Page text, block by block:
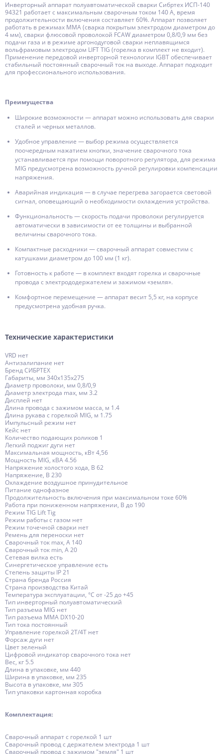
Инверторный аппарат полуавтоматической сварки Сибртех ИСП-140
94321 работает с максимальным сварочным током 140 А, время
продолжительности включения составляет 60%. Аппарат позволяет
работать в режимах MMA (сварка покрытым электродом диаметром до
4 мм), сварки флюсовой проволокой FCAW диаметром 0,8/0,9 мм без
подачи газа и в режиме аргонодуговой сварки неплавящимся
вольфрамовым электродом LIFT TIG (горелка в комплект не входит).
Применение передовой инверторной технологии IGBT обеспечивает
стабильный постоянный сварочный ток на выходе. Аппарат подходит
для профессионального использования.
Преимущества
Широкие возможности — аппарат можно использовать для сварки
сталей и черных металлов.
Удобное управление — выбор режима осуществляется
поочередным нажатием кнопки, значение сварочного тока
устанавливается при помощи поворотного регулятора, для режима
MIG предусмотрена возможность ручной регулировки компенсации
напряжения.
Аварийная индикация — в случае перегрева загорается световой
сигнал, оповещающий о необходимости охлаждения устройства.
Функциональность — скорость подачи проволоки регулируется
автоматически в зависимости от ее толщины и выбранной
величины сварочного тока.
Компактные расходники — сварочный аппарат совместим с
катушками диаметром до 100 мм (1 кг).
Готовность к работе — в комплект входят горелка и сварочные
провода с электрододержателем и зажимом «земля».
Комфортное перемещение — аппарат весит 5,5 кг, на корпусе
предусмотрена удобная ручка.
Технические характеристики
VRD нет
Антизалипание нет
Бренд СИБРТЕХ
Габариты, мм 340х135х275
Диаметр проволоки, мм 0,8/0,9
Диаметр электрода max, мм 3.2
Дисплей нет
Длина провода с зажимом масса, м 1.4
Длина рукава с горелкой MIG, м 1.75
Импульсный режим нет
Кейс нет
Количество подающих роликов 1
Легкий поджиг дуги нет
Максимальная мощность, кВт 4,56
Мощность MIG, кВА 4.56
Напряжение холостого хода, В 62
Напряжение, В 230
Охлаждение воздушное принудительное
Питание однофазное
Продолжительность включения при максимальном токе 60%
Работа при пониженном напряжении, В до 190
Режим TIG Lift Tig
Режим работы с газом нет
Режим точечной сварки нет
Ремень для переноски нет
Сварочный ток max, А 140
Сварочный ток min, А 20
Сетевая вилка есть
Синергетическое управление есть
Степень защиты IP 21
Страна бренда Россия
Страна производства Китай
Температура эксплуатации, °С от -25 до +45
Тип инверторный полуавтоматический
Тип разъема MIG нет
Тип разъема MMA DX10-20
Тип тока постоянный
Управление горелкой 2T/4T нет
Форсаж дуги нет
Цвет зеленый
Цифровой индикатор сварочного тока нет
Вес, кг 5.5
Длина в упаковке, мм 440
Ширина в упаковке, мм 235
Высота в упаковке, мм 305
Тип упаковки картонная коробка
Комплектация:
Сварочный аппарат с горелкой 1 шт
Сварочный провод с держателем электрода 1 шт
Сварочный провод с зажимом "земля" 1 шт